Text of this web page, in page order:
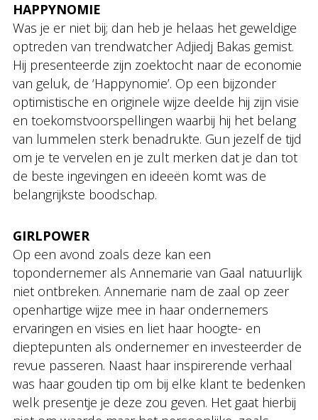
HAPPYNOMIE
Was je er niet bij; dan heb je helaas het geweldige
optreden van trendwatcher Adjiedj Bakas gemist.
Hij presenteerde zijn zoektocht naar de economie
van geluk, de ‘Happynomie’. Op een bijzonder
optimistische en originele wijze deelde hij zijn visie
en toekomstvoorspellingen waarbij hij het belang
van lummelen sterk benadrukte. Gun jezelf de tijd
om je te vervelen en je zult merken dat je dan tot
de beste ingevingen en ideeën komt was de
belangrijkste boodschap.
GIRLPOWER
Op een avond zoals deze kan een
topondernemer als Annemarie van Gaal natuurlijk
niet ontbreken. Annemarie nam de zaal op zeer
openhartige wijze mee in haar ondernemers
ervaringen en visies en liet haar hoogte- en
dieptepunten als ondernemer en investeerder de
revue passeren. Naast haar inspirerende verhaal
was haar gouden tip om bij elke klant te bedenken
welk presentje je deze zou geven. Het gaat hierbij